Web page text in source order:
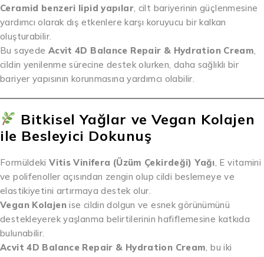
Ceramid benzeri lipid yapılar, cilt bariyerinin güçlenmesine
yardımcı olarak dış etkenlere karşı koruyucu bir kalkan
oluşturabilir.
Bu sayede Acvit 4D Balance Repair & Hydration Cream,
cildin yenilenme sürecine destek olurken, daha sağlıklı bir
bariyer yapısının korunmasına yardımcı olabilir.
Bitkisel Yağlar ve Vegan Kolajen
ile Besleyici Dokunuş
FormüldekiVitis Vinifera (Üzüm Çekirdeği) Yağı, E vitamini
ve polifenoller açısından zengin olup cildi beslemeye ve
elastikiyetini artırmaya destek olur.
Vegan Kolajenise cildin dolgun ve esnek görünümünü
destekleyerek yaşlanma belirtilerinin hafiflemesine katkıda
bulunabilir.
Acvit 4D Balance Repair & Hydration Cream, bu iki